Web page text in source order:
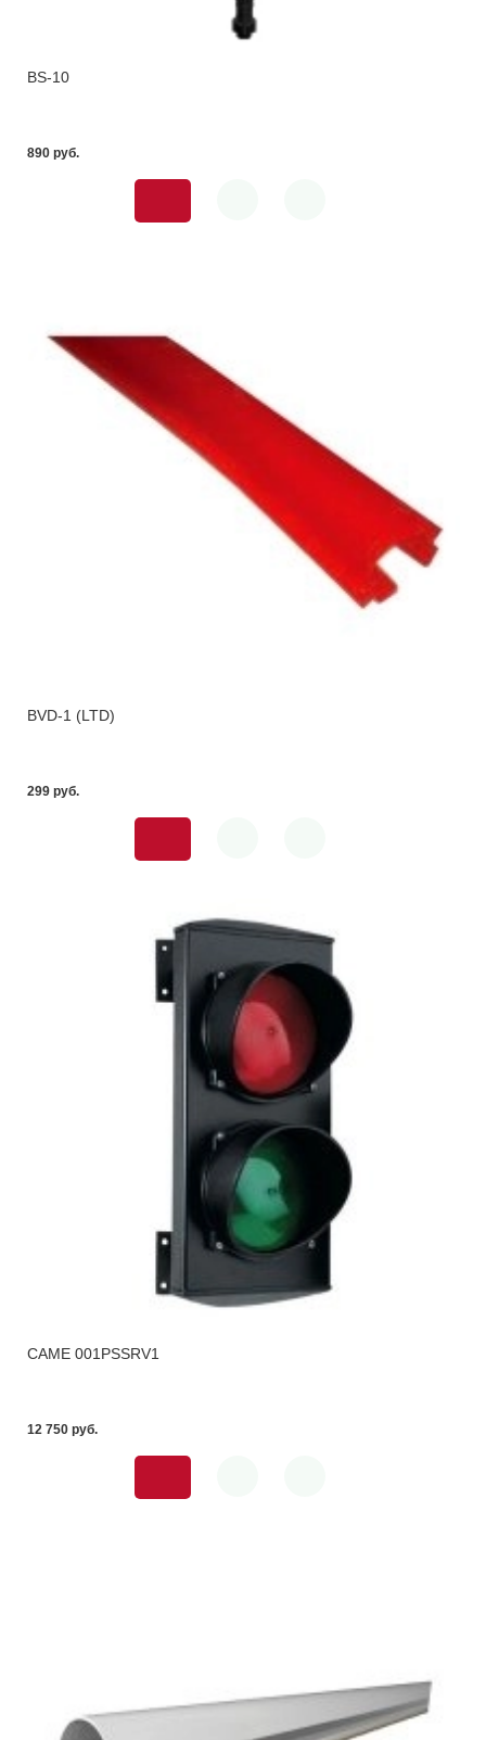
BS-10
890 pуб.
BVD-1 (LTD)
299 pуб.
CAME 001PSSRV1
12 750 pуб.